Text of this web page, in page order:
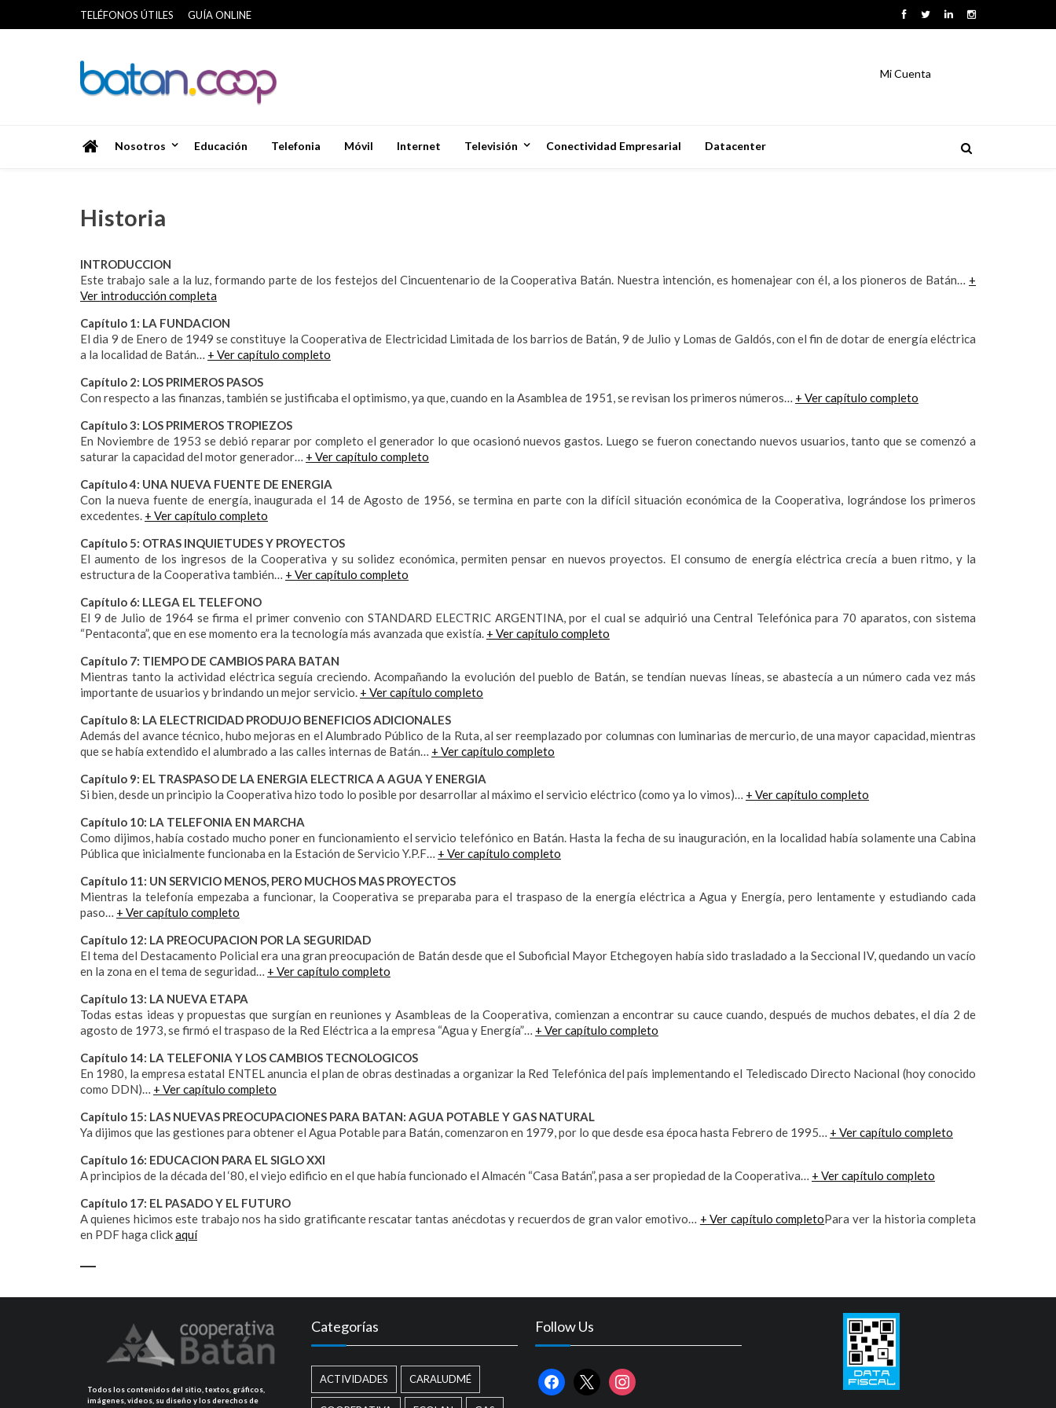
TELÉFONOS ÚTILES GUÍA ONLINE
Mi Cuenta
Nosotros Educación Telefonia Móvil Internet Televisión Conectividad Empresarial Datacenter
Historia
INTRODUCCION
Este trabajo sale a la luz, formando parte de los festejos del Cincuentenario de la Cooperativa Batán. Nuestra intención, es homenajear con él, a los pioneros de Batán… +
Ver introducción completa
Capítulo 1: LA FUNDACION
El dia 9 de Enero de 1949 se constituye la Cooperativa de Electricidad Limitada de los barrios de Batán, 9 de Julio y Lomas de Galdós, con el fin de dotar de energía eléctrica
a la localidad de Batán… + Ver capítulo completo
Capítulo 2: LOS PRIMEROS PASOS
Con respecto a las finanzas, también se justificaba el optimismo, ya que, cuando en la Asamblea de 1951, se revisan los primeros números… + Ver capítulo completo
Capítulo 3: LOS PRIMEROS TROPIEZOS
En Noviembre de 1953 se debió reparar por completo el generador lo que ocasionó nuevos gastos. Luego se fueron conectando nuevos usuarios, tanto que se comenzó a
saturar la capacidad del motor generador… + Ver capítulo completo
Capítulo 4: UNA NUEVA FUENTE DE ENERGIA
Con la nueva fuente de energía, inaugurada el 14 de Agosto de 1956, se termina en parte con la difícil situación económica de la Cooperativa, lográndose los primeros
excedentes. + Ver capítulo completo
Capítulo 5: OTRAS INQUIETUDES Y PROYECTOS
El aumento de los ingresos de la Cooperativa y su solidez económica, permiten pensar en nuevos proyectos. El consumo de energía eléctrica crecía a buen ritmo, y la
estructura de la Cooperativa también… + Ver capítulo completo
Capítulo 6: LLEGA EL TELEFONO
El 9 de Julio de 1964 se firma el primer convenio con STANDARD ELECTRIC ARGENTINA, por el cual se adquirió una Central Telefónica para 70 aparatos, con sistema
“Pentaconta”, que en ese momento era la tecnología más avanzada que existía. + Ver capítulo completo
Capítulo 7: TIEMPO DE CAMBIOS PARA BATAN
Mientras tanto la actividad eléctrica seguía creciendo. Acompañando la evolución del pueblo de Batán, se tendían nuevas líneas, se abastecía a un número cada vez más
importante de usuarios y brindando un mejor servicio. + Ver capítulo completo
Capítulo 8: LA ELECTRICIDAD PRODUJO BENEFICIOS ADICIONALES
Además del avance técnico, hubo mejoras en el Alumbrado Público de la Ruta, al ser reemplazado por columnas con luminarias de mercurio, de una mayor capacidad, mientras
que se había extendido el alumbrado a las calles internas de Batán… + Ver capítulo completo
Capítulo 9: EL TRASPASO DE LA ENERGIA ELECTRICA A AGUA Y ENERGIA
Si bien, desde un principio la Cooperativa hizo todo lo posible por desarrollar al máximo el servicio eléctrico (como ya lo vimos)… + Ver capítulo completo
Capítulo 10: LA TELEFONIA EN MARCHA
Como dijimos, había costado mucho poner en funcionamiento el servicio telefónico en Batán. Hasta la fecha de su inauguración, en la localidad había solamente una Cabina
Pública que inicialmente funcionaba en la Estación de Servicio Y.P.F… + Ver capítulo completo
Capítulo 11: UN SERVICIO MENOS, PERO MUCHOS MAS PROYECTOS
Mientras la telefonía empezaba a funcionar, la Cooperativa se preparaba para el traspaso de la energía eléctrica a Agua y Energía, pero lentamente y estudiando cada
paso… + Ver capítulo completo
Capítulo 12: LA PREOCUPACION POR LA SEGURIDAD
El tema del Destacamento Policial era una gran preocupación de Batán desde que el Suboficial Mayor Etchegoyen había sido trasladado a la Seccional IV, quedando un vacío
en la zona en el tema de seguridad… + Ver capítulo completo
Capítulo 13: LA NUEVA ETAPA
Todas estas ideas y propuestas que surgían en reuniones y Asambleas de la Cooperativa, comienzan a encontrar su cauce cuando, después de muchos debates, el día 2 de
agosto de 1973, se firmó el traspaso de la Red Eléctrica a la empresa “Agua y Energía”… + Ver capítulo completo
Capítulo 14: LA TELEFONIA Y LOS CAMBIOS TECNOLOGICOS
En 1980, la empresa estatal ENTEL anuncia el plan de obras destinadas a organizar la Red Telefónica del país implementando el Telediscado Directo Nacional (hoy conocido
como DDN)… + Ver capítulo completo
Capítulo 15: LAS NUEVAS PREOCUPACIONES PARA BATAN: AGUA POTABLE Y GAS NATURAL
Ya dijimos que las gestiones para obtener el Agua Potable para Batán, comenzaron en 1979, por lo que desde esa época hasta Febrero de 1995… + Ver capítulo completo
Capítulo 16: EDUCACION PARA EL SIGLO XXI
A principios de la década del ‘80, el viejo edificio en el que había funcionado el Almacén “Casa Batán”, pasa a ser propiedad de la Cooperativa… + Ver capítulo completo
Capítulo 17: EL PASADO Y EL FUTURO
A quienes hicimos este trabajo nos ha sido gratificante rescatar tantas anécdotas y recuerdos de gran valor emotivo… + Ver capítulo completoPara ver la historia completa
en PDF haga clickaquí
Todos los contenidos del sitio, textos, gráficos,
imágenes, videos, su diseño y los derechos de
Categorías
ACTIVIDADES CARALUDMÉ
Follow Us
facebook
x instagram